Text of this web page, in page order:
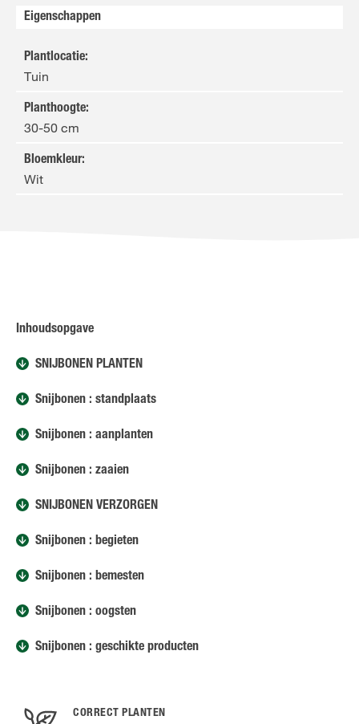
Eigenschappen
Plantlocatie:
Tuin
Planthoogte:
30-50 cm
Bloemkleur:
Wit
Inhoudsopgave
SNIJBONEN PLANTEN
Snijbonen : standplaats
Snijbonen : aanplanten
Snijbonen : zaaien
SNIJBONEN VERZORGEN
Snijbonen : begieten
Snijbonen : bemesten
Snijbonen : oogsten
Snijbonen : geschikte producten
CORRECT PLANTEN